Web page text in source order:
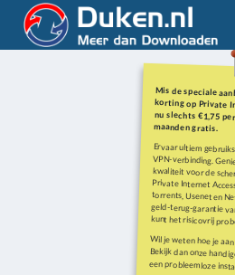
Mis de speciale
korting op Private
nu slechts €1,75 per
maanden gratis.
Ervaar ultiem
VPN-verbinding.
kwaliteit voor de
Private Internet
torrents, Usenet en
geld-terug-garantie
kunt het risicovrij
Wil je weten hoe je
Bekijk dan onze
een probleemloze